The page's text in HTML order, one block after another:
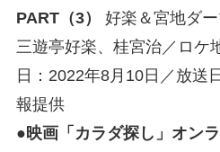
PART（3）
好楽＆宮地ダ
三遊亭好楽、桂宮治／ロケ
日：2022年8月10日／放送
報提供
●映画「カラダ探し」オン